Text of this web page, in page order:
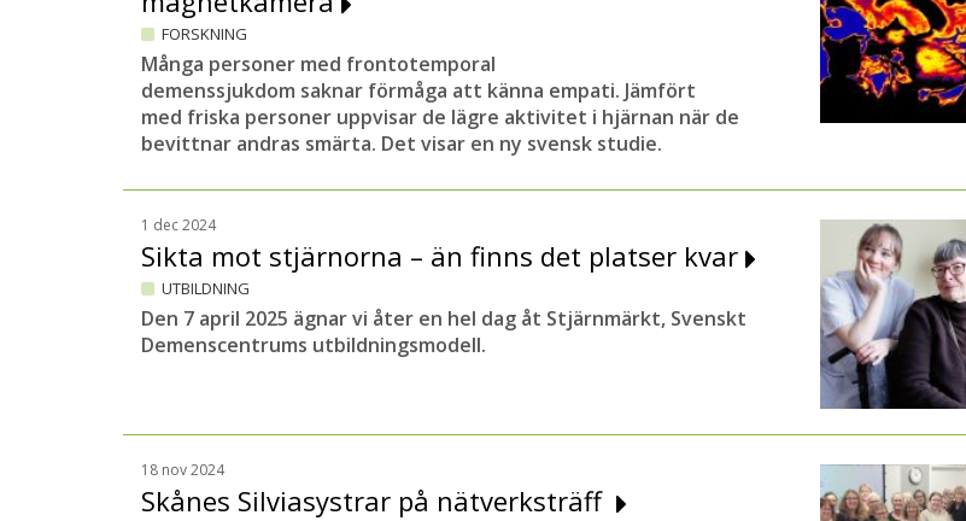
FORSKNING
Många personer med frontotemporal
demenssjukdom saknar förmåga att känna empati. Jämfört
med friska personer uppvisar de lägre aktivitet i hjärnan när de
bevittnar andras smärta. Det visar en ny svensk studie.
1 dec 2024
Sikta mot stjärnorna – än finns det platser kvar
UTBILDNING
Den 7 april 2025 ägnar vi åter en hel dag åt Stjärnmärkt, Svenskt
Demenscentrums utbildningsmodell.
18 nov 2024
Skånes Silviasystrar på nätverksträff